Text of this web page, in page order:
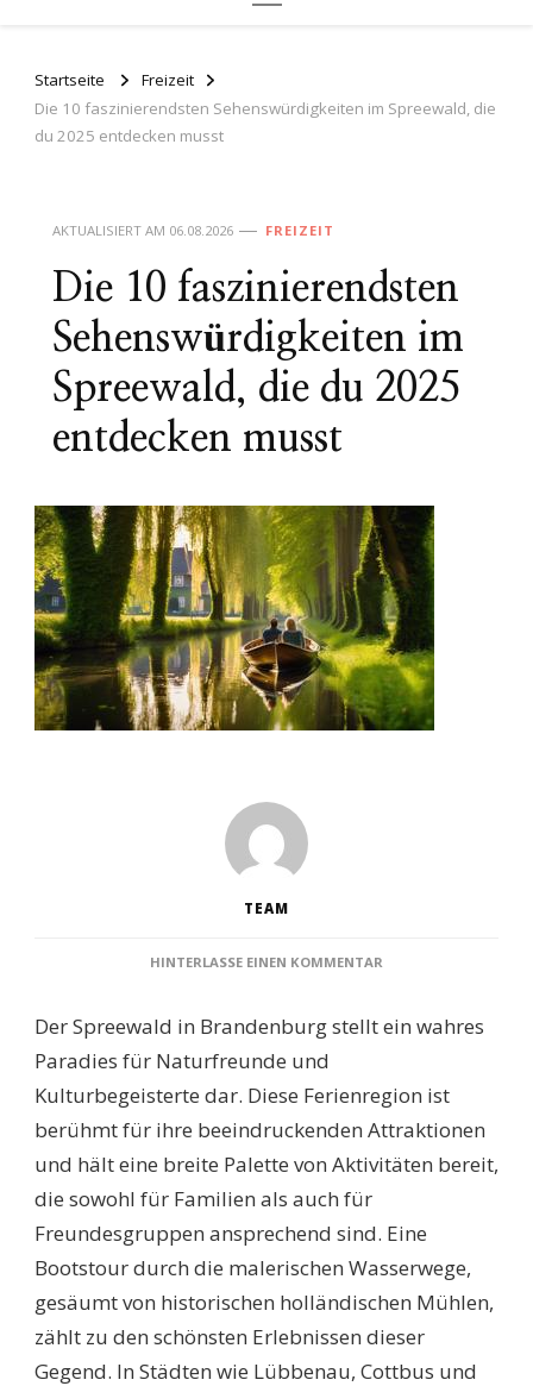
Startseite
Freizeit
Die 10 faszinierendsten Sehenswürdigkeiten im Spreewald, die
du 2025 entdecken musst
AKTUALISIERT AM 06.08.2026 FREIZEIT
Die 10 faszinierendsten
Sehenswürdigkeiten im
Spreewald, die du 2025
entdecken musst
TEAM
HINTERLASSE EINEN KOMMENTAR
FASZINIERENDSTEN
SPREEWALD,
DU
2025
Der Spreewald in Brandenburg stellt ein wahres
Paradies für Naturfreunde und
Kulturbegeisterte dar. Diese Ferienregion ist
berühmt für ihre beeindruckenden Attraktionen
und hält eine breite Palette von Aktivitäten bereit,
die sowohl für Familien als auch für
Freundesgruppen ansprechend sind. Eine
Bootstour durch die malerischen Wasserwege,
gesäumt von historischen holländischen Mühlen,
zählt zu den schönsten Erlebnissen dieser
Gegend. In Städten wie Lübbenau, Cottbus und